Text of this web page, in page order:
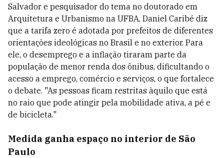
Salvador e pesquisador do tema no doutorado em
Arquitetura e Urbanismo na UFBA, Daniel Caribé diz
que a tarifa zero é adotada por prefeitos de diferentes
orientações ideológicas no Brasil e no exterior. Para
ele, o desemprego e a inflação tiraram parte da
população de menor renda dos ônibus, dificultando o
acesso a emprego, comércio e serviços, o que fortalece
o debate. "As pessoas ficam restritas àquilo que está
no raio que pode atingir pela mobilidade ativa, a pé e
de bicicleta."
Medida ganha espaço no interior de São
Paulo